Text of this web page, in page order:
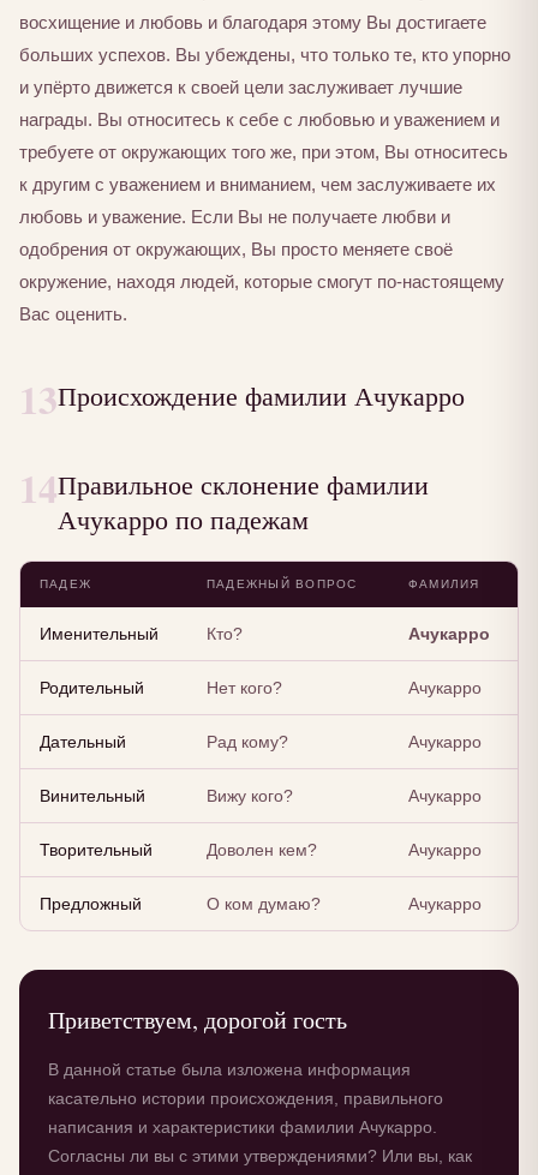
восхищение и любовь и благодаря этому Вы достигаете
больших успехов. Вы убеждены, что только те, кто упорно
и упёрто движется к своей цели заслуживает лучшие
награды. Вы относитесь к себе с любовью и уважением и
требуете от окружающих того же, при этом, Вы относитесь
к другим с уважением и вниманием, чем заслуживаете их
любовь и уважение. Если Вы не получаете любви и
одобрения от окружающих, Вы просто меняете своё
окружение, находя людей, которые смогут по-настоящему
Вас оценить.
13Происхождение фамилии Ачукарро
14Правильное склонение фамилии
Ачукарро по падежам
ПАДЕЖ ПАДЕЖНЫЙ ВОПРОС ФАМИЛИЯ
Именительный Кто? Ачукарро
Родительный Нет кого? Ачукарро
Дательный Рад кому? Ачукарро
Винительный Вижу кого? Ачукарро
Творительный Доволен кем? Ачукарро
Предложный О ком думаю? Ачукарро
Приветствуем, дорогой гость
В данной статье была изложена информация
касательно истории происхождения, правильного
написания и характеристики фамилии Ачукарро.
Согласны ли вы с этими утверждениями? Или вы, как